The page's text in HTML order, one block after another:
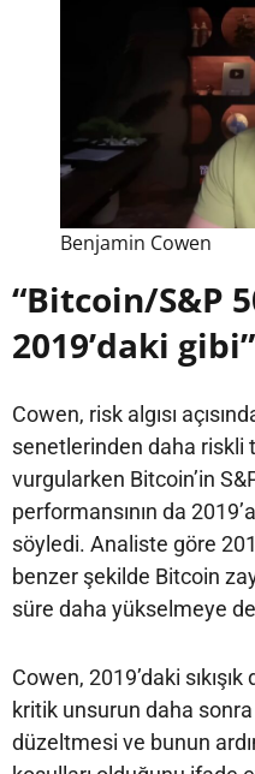
Benjamin Cowen
“Bitcoin/S&P
2019’daki gibi”
Cowen, risk algısı
senetlerinden daha riskli
vurgularken Bitcoin’in
performansının da
söyledi. Analiste göre
benzer şekilde Bitcoin
süre daha yükselmeye
Cowen, 2019’daki sıkışık
kritik unsurun daha
düzeltmesi ve bunun